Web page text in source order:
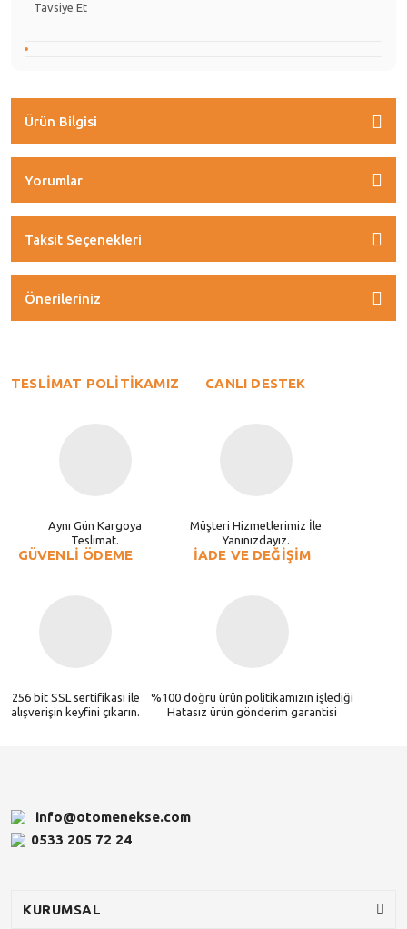
Tavsiye Et
Ürün Bilgisi
Yorumlar
Taksit Seçenekleri
Önerileriniz
TESLİMAT POLİTİKAMIZ
Aynı Gün Kargoya
Teslimat.
CANLI DESTEK
Müşteri Hizmetlerimiz İle
Yanınızdayız.
GÜVENLİ ÖDEME
256 bit SSL sertifikası ile
alışverişin keyfini çıkarın.
İADE VE DEĞİŞİM
%100 doğru ürün politikamızın işlediği
Hatasız ürün gönderim garantisi
info@otomenekse.com
0533 205 72 24
KURUMSAL